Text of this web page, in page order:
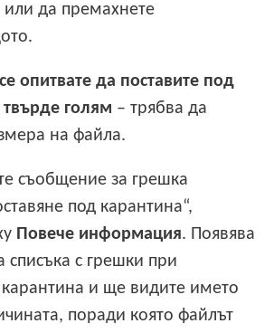
да премахнете
опитвате да поставите под
голям – трябва да
на файла.
съобщение за грешка
под карантина“,
Повече информация. Появява
списъка с грешки при
карантина и ще видите името
поради която файлът